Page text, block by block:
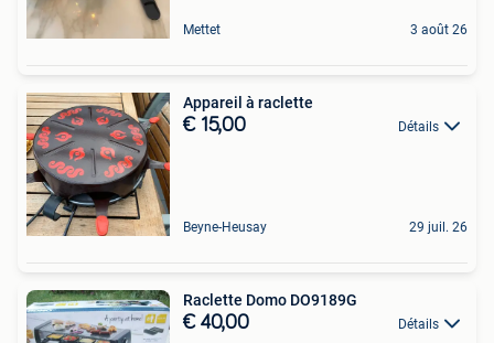
Mettet 3 août 26
Appareil à raclette
€ 15,00 Détails
Beyne-Heusay 29 juil. 26
Raclette Domo DO9189G
€ 40,00 Détails